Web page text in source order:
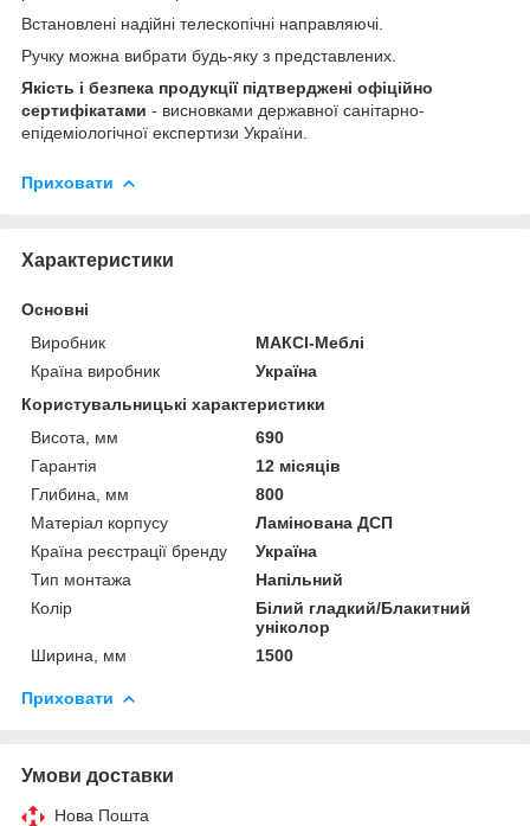
Встановлені надійні телескопічні направляючі.
Ручку можна вибрати будь-яку з представлених.
Якість і безпека продукції підтверджені офіційно
сертифікатами - висновками державної санітарно-
епідеміологічної експертизи України.
Приховати
Характеристики
Основні
Виробник
МАКСІ-Меблі
Країна виробник
Україна
Користувальницькі характеристики
Висота, мм
690
Гарантія
12 місяців
Глибина, мм
800
Матеріал корпусу
Ламінована ДСП
Країна реєстрації бренду
Україна
Тип монтажа
Напільний
Колір
Білий гладкий/Блакитний
уніколор
Ширина, мм
1500
Приховати
Умови доставки
Нова Пошта